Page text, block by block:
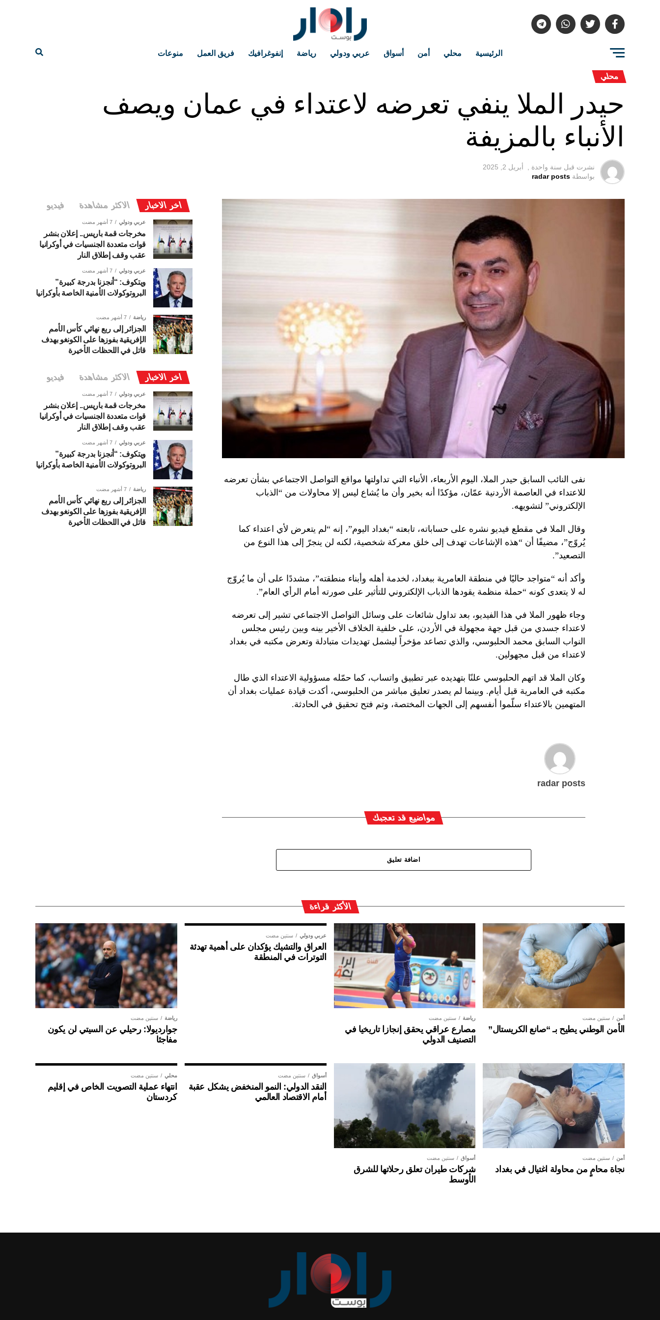
الرئيسية محلي أمن أسواق عربي ودولي رياضة إنفوغرافيك فريق العمل منوعات
محلي
حيدر الملا ينفي تعرضه لاعتداء في عمان ويصف
الأنباء بالمزيفة
نشرت قبل سنة واحدة ,
أبريل 2, 2025
بواسطة radar posts
نفى النائب السابق حيدر الملا، اليوم الأربعاء، الأنباء التي تداولتها مواقع التواصل الاجتماعي بشأن تعرضه
للاعتداء في العاصمة الأردنية عمّان، مؤكدًا أنه بخير وأن ما يُشاع ليس إلا محاولات من “الذباب
الإلكتروني” لتشويهه.
وقال الملا في مقطع فيديو نشره على حساباته، تابعته “بغداد اليوم”، إنه “لم يتعرض لأي اعتداء كما
يُروّج”، مضيفًا أن “هذه الإشاعات تهدف إلى خلق معركة شخصية، لكنه لن ينجرّ إلى هذا النوع من
التصعيد”.
وأكد أنه “متواجد حاليًا في منطقة العامرية ببغداد، لخدمة أهله وأبناء منطقته”، مشددًا على أن ما يُروّج
له لا يتعدى كونه “حملة منظمة يقودها الذباب الإلكتروني للتأثير على صورته أمام الرأي العام”.
وجاء ظهور الملا في هذا الفيديو، بعد تداول شائعات على وسائل التواصل الاجتماعي تشير إلى تعرضه
لاعتداء جسدي من قبل جهة مجهولة في الأردن، على خلفية الخلاف الأخير بينه وبين رئيس مجلس
النواب السابق محمد الحلبوسي، والذي تصاعد مؤخراً ليشمل تهديدات متبادلة وتعرض مكتبه في بغداد
لاعتداء من قبل مجهولين.
وكان الملا قد اتهم الحلبوسي علنًا بتهديده عبر تطبيق واتساب، كما حمّله مسؤولية الاعتداء الذي طال
مكتبه في العامرية قبل أيام. وبينما لم يصدر تعليق مباشر من الحلبوسي، أكدت قيادة عمليات بغداد أن
المتهمين بالاعتداء سلّموا أنفسهم إلى الجهات المختصة، وتم فتح تحقيق في الحادثة.
radar posts
مواضيع قد تعجبك
اضافة تعليق
اخر الاخبار الاكثر مشاهدة فيديو
عربي ودولي 7 أشهر مضت
مخرجات قمة باريس.. إعلان بنشر
قوات متعددة الجنسيات في أوكرانيا
عقب وقف إطلاق النار
عربي ودولي 7 أشهر مضت
ويتكوف: “أنجزنا بدرجة كبيرة”
البروتوكولات الأمنية الخاصة بأوكرانيا
رياضة 7 أشهر مضت
الجزائر إلى ربع نهائي كأس الأمم
الإفريقية بفوزها على الكونغو بهدف
قاتل في اللحظات الأخيرة
اخر الاخبار الاكثر مشاهدة فيديو
عربي ودولي 7 أشهر مضت
مخرجات قمة باريس.. إعلان بنشر
قوات متعددة الجنسيات في أوكرانيا
عقب وقف إطلاق النار
عربي ودولي 7 أشهر مضت
ويتكوف: “أنجزنا بدرجة كبيرة”
البروتوكولات الأمنية الخاصة بأوكرانيا
رياضة 7 أشهر مضت
الجزائر إلى ربع نهائي كأس الأمم
الإفريقية بفوزها على الكونغو بهدف
قاتل في اللحظات الأخيرة
الأكثر قراءة
أمن سنتين مضت
الأمن الوطني يطيح بـ “صانع الكريستال”
رياضة سنتين مضت
مصارع عراقي يحقق إنجازا تاريخيا في
التصنيف الدولي
عربي ودولي سنتين مضت
العراق والتشيك يؤكدان على أهمية تهدئة
التوترات في المنطقة
رياضة سنتين مضت
جوارديولا: رحيلي عن السيتي لن يكون
مفاجئا
أمن سنتين مضت
نجاة محامٍ من محاولة اغتيال في بغداد
أسواق سنتين مضت
شركات طيران تعلق رحلاتها للشرق
الأوسط
أسواق سنتين مضت
النقد الدولي: النمو المنخفض يشكل عقبة
أمام الاقتصاد العالمي
محلي سنتين مضت
انتهاء عملية التصويت الخاص في إقليم
كردستان